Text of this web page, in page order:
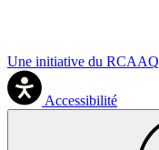
Une initiative du RCAAQ
Accessibilité